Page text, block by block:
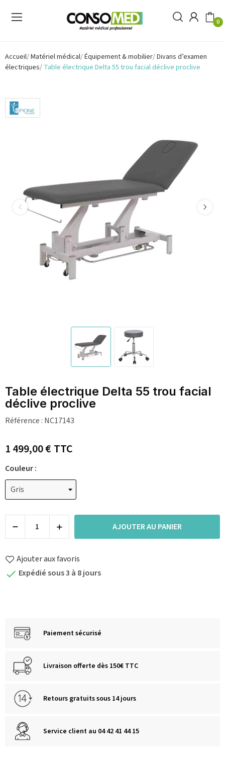
0
Accueil Matériel médical Équipement & mobilier Divans d’examen
électriques Table électrique Delta 55 trou facial déclive proclive
Table électrique Delta 55 trou facial
déclive proclive
Référence : NC17143
1 499,00 €TTC
Couleur :
AJOUTER AU PANIER
Ajouter aux favoris
 Expédié sous 3 à 8 jours
Paiement sécurisé
Livraison offerte dès 150€ TTC
Retours gratuits sous 14 jours
Service client au 04 42 41 44 15